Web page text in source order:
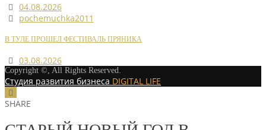
04.08.2026
pochemuchka2011
В ТУЛЕ ПРОШЕЛ ФЕСТИВАЛЬ ПРЯНИКА
03.08.2026
Copyright ©, All Rights Reserved.
Студия развития бизнеса DIGITAL LIFE
SHARE